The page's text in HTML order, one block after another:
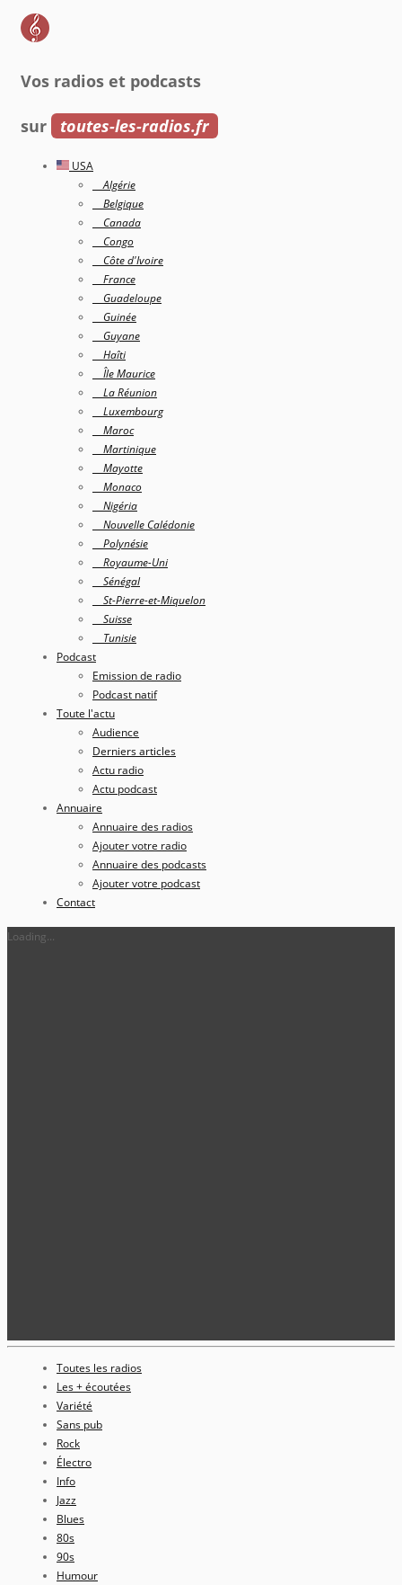
Vos radios et podcasts
sur toutes-les-radios.fr
USA
Algérie
Belgique
Canada
Congo
Côte d'Ivoire
France
Guadeloupe
Guinée
Guyane
Haîti
Île Maurice
La Réunion
Luxembourg
Maroc
Martinique
Mayotte
Monaco
Nigéria
Nouvelle Calédonie
Polynésie
Royaume-Uni
Sénégal
St-Pierre-et-Miquelon
Suisse
Tunisie
Podcast
Emission de radio
Podcast natif
Toute l'actu
Audience
Derniers articles
Actu radio
Actu podcast
Annuaire
Annuaire des radios
Ajouter votre radio
Annuaire des podcasts
Ajouter votre podcast
Contact
Loading...
Toutes les radios
Les + écoutées
Variété
Sans pub
Rock
Électro
Info
Jazz
Blues
80s
90s
Humour